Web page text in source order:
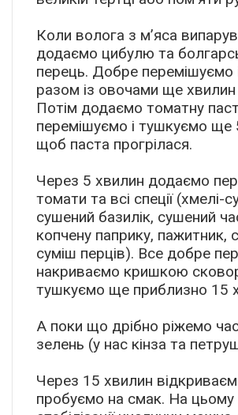
Коли волога з м’яса
додаємо цибулю та
перець. Добре перемішуємо
разом із овочами ще
Потім додаємо томатну
перемішуємо і тушкуємо ще
щоб паста прогрілася.
Через 5 хвилин додаємо
томати та всі спеції (хмелі-
сушений базилік, сушений
копчену паприку, пажитник,
суміш перців). Все добре
накриваємо кришкою
тушкуємо ще приблизно 15
А поки що дрібно ріжемо
зелень (у нас кінза та
Через 15 хвилин
пробуємо на смак. На цьому